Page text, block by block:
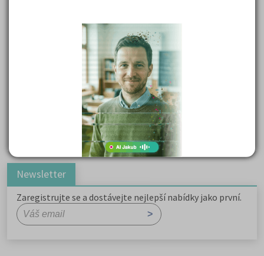
Důležité reakce organických sloučenin a jejich význam
Zákonitosti v elektronové struktuře
Základní charakteristiky obyvatelstva a geografie sídel
Karel Hynek Mácha: Máj
Karel Havlíček Borovský: Tyrolské elegie
Romain Rolland: Petr a Lucie
Newsletter
Zaregistrujte se a dostávejte nejlepší nabídky jako první.